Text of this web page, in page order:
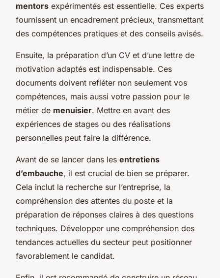
mentors expérimentés est essentielle. Ces experts
fournissent un encadrement précieux, transmettant
des compétences pratiques et des conseils avisés.
Ensuite, la préparation d’un CV et d’une lettre de
motivation adaptés est indispensable. Ces
documents doivent refléter non seulement vos
compétences, mais aussi votre passion pour le
métier de menuisier. Mettre en avant des
expériences de stages ou des réalisations
personnelles peut faire la différence.
Avant de se lancer dans les entretiens
d’embauche, il est crucial de bien se préparer.
Cela inclut la recherche sur l’entreprise, la
compréhension des attentes du poste et la
préparation de réponses claires à des questions
techniques. Développer une compréhension des
tendances actuelles du secteur peut positionner
favorablement le candidat.